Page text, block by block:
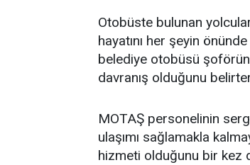
Otobüste bulunan
hayatını her şeyin
belediye otobüsü
davranış olduğunu
MOTAŞ personelinin
ulaşımı sağlamakla
hizmeti olduğunu bir kez